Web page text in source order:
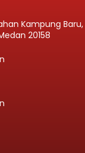
Kampung Baru,
20158